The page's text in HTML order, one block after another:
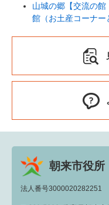
山城の郷【交流の
館（お土産コーナー
朝来市役所
法人番号3000020282251